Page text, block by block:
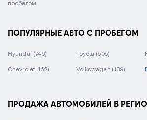
пробегом.
ПОПУЛЯРНЫЕ АВТО С ПРОБЕГОМ
Hyundai (746) Toyota (505)
Chevrolet (162) Volkswagen (139)
ПРОДАЖА АВТОМОБИЛЕЙ В